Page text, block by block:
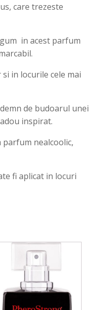
care trezeste
in acest parfum
in locurile cele mai
de budoarul unei
inspirat.
parfum nealcoolic,
fi aplicat in locuri